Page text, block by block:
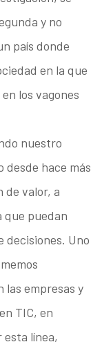
y no
país donde
en la que
los vagones
nuestro
desde hace más
de valor, a
puedan
decisiones. Uno
las empresas y
TIC, en
línea,